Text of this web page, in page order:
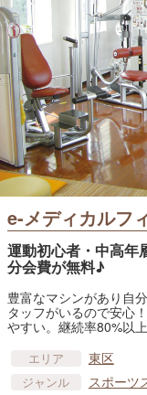
e-メディカルフ
運動初心者・中高年
分会費が無料♪
豊富なマシンがあり自
タッフがいるので安心
やすい。継続率80%以
エリア 東区
ジャンル スポーツ